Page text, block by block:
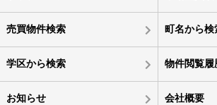
売買物件検索 町名から検
学区から検索 物件閲覧履
お知らせ 会社概要